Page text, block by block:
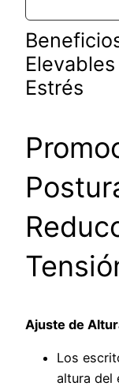
Estrés
Ajuste de
Los
altura del